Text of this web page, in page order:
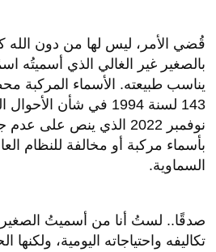
قُضي الأمر، ليس لها من دون الله
بالصغير غير الغالي الذي أسميتُه
يناسب طبيعته. الأسماء المركبة
143 لسنة 1994 في شأن
نوفمبر 2022 الذي ينص
بأسماء مركبة أو مخالفة للنظام
السماوية.
صدقًا.. لستُ أنا من أسميتُ الصغير
تكاليفه واحتياجاته اليومية، ولكنها